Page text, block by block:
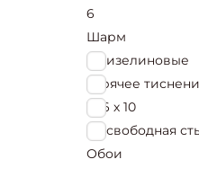
6
Шарм
Флизелиновые
горячее
1,06 х 10
64 свободная
Обои